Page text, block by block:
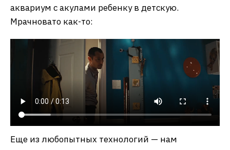
аквариум с акулами ребенку в детскую.
Мрачновато как-то:
Еще из любопытных технологий — нам